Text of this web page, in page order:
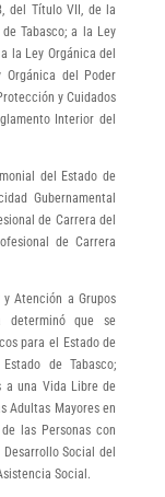
del Título VII, de la
Tabasco; a la Ley
la Ley Orgánica del
Orgánica del Poder
y Cuidados
Interior del
del Estado de
Gubernamental
de Carrera del
de Carrera
Atención a Grupos
determinó que se
para el Estado de
de Tabasco;
a una Vida Libre de
Adultas Mayores en
las Personas con
Social del
Social.